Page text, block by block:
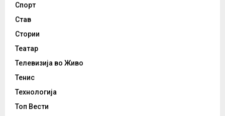
Спорт
Став
Стории
Театар
Телевизија во Живо
Тенис
Технологија
Топ Вести